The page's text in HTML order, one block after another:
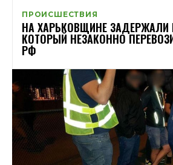
ПРОИСШЕСТВИЯ
НА ХАРЬКОВЩИНЕ
КОТОРЫЙ НЕЗАКОННО
РФ